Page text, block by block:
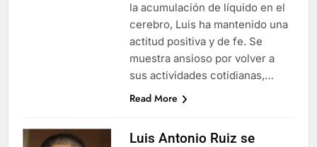
la acumulación de líquido en el
cerebro, Luis ha mantenido una
actitud positiva y de fe. Se
muestra ansioso por volver a
sus actividades cotidianas,…
Read More
Luis Antonio Ruiz se